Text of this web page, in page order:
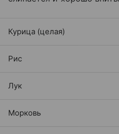
Курица (целая)
Рис
Лук
Морковь